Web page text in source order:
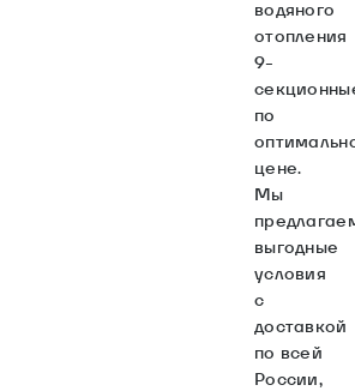
водяного
отопления
9-
по
цене.
Мы
выгодные
условия
с
доставкой
по всей
России,